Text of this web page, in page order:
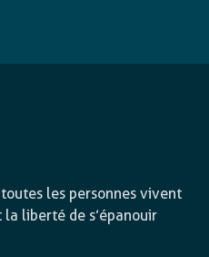
les personnes vivent
liberté de s’épanouir